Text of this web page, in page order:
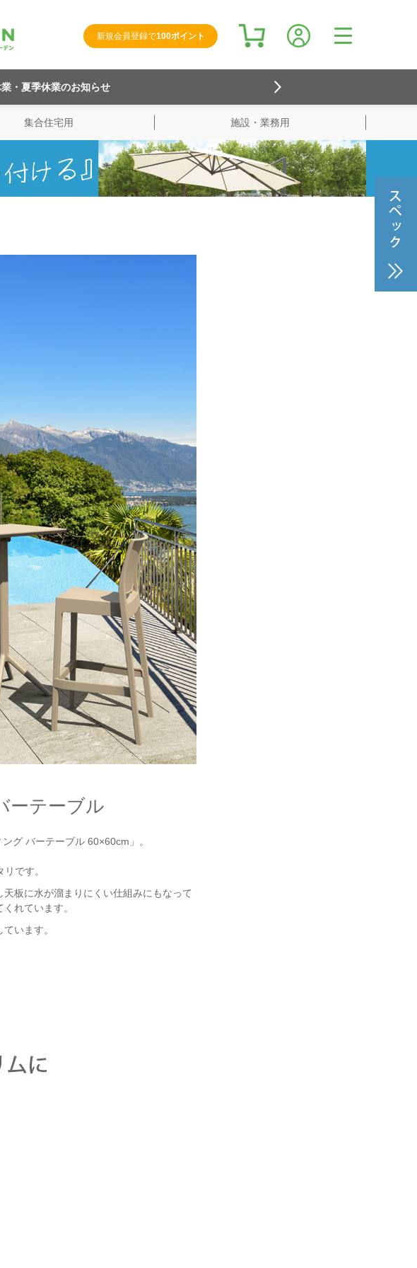
新規会員登録で100ポイント
検索
・夏季休業のお知らせ
集合住宅用 施設・業務用
ーテーブル
グ バーテーブル 60×60cm」。
です。
板に水が溜まりにくい仕組みにもなって
れています。
います。